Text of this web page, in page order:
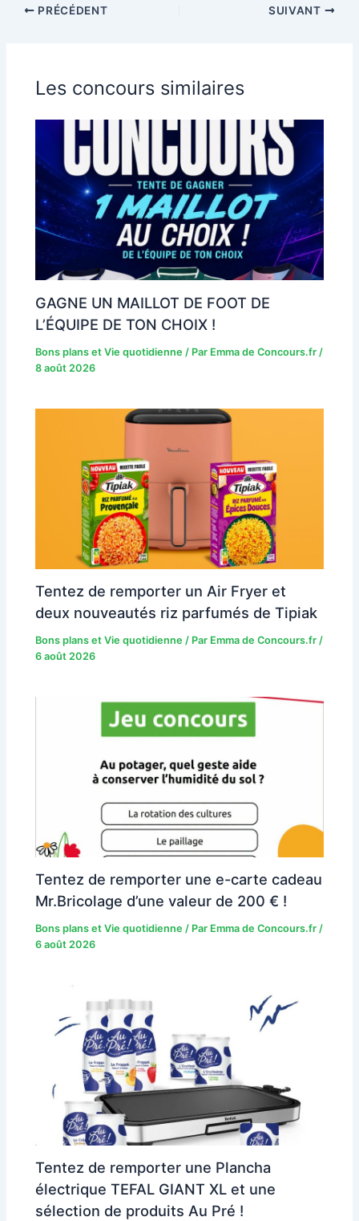
PRÉCÉDENT SUIVANT
Les concours similaires
GAGNE UN MAILLOT DE FOOT DE
L’ÉQUIPE DE TON CHOIX !
Bons plans et Vie quotidienne / Par Emma de Concours.fr /
8 août 2026
Tentez de remporter un Air Fryer et
deux nouveautés riz parfumés de Tipiak
Bons plans et Vie quotidienne / Par Emma de Concours.fr/
6 août 2026
Tentez de remporter une e-carte cadeau
Mr.Bricolage d’une valeur de 200 € !
Bons plans et Vie quotidienne / Par Emma de Concours.fr/
6 août 2026
Tentez de remporter une Plancha
électrique TEFAL GIANT XL et une
sélection de produits Au Pré !